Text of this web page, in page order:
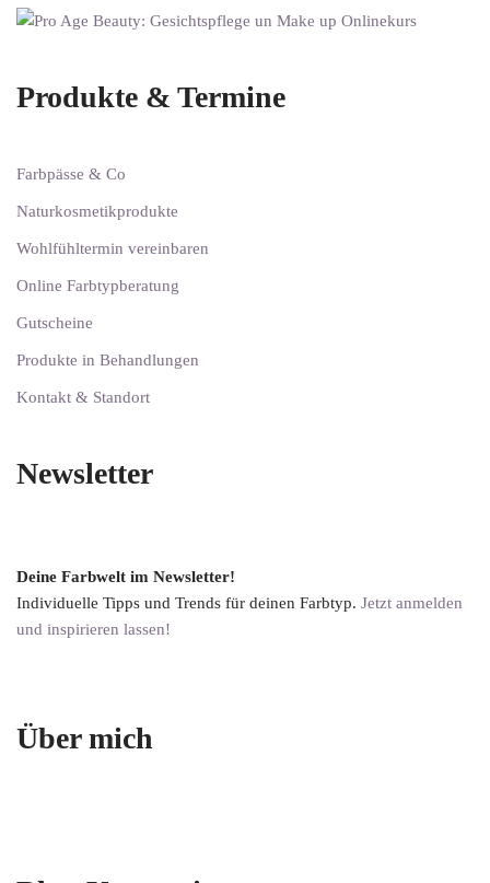
Produkte & Termine
Farbpässe & Co
Naturkosmetikprodukte
Wohlfühltermin vereinbaren
Online Farbtypberatung
Gutscheine
Produkte in Behandlungen
Kontakt & Standort
Newsletter
Deine Farbwelt im Newsletter!
Individuelle Tipps und Trends für deinen Farbtyp. Jetzt anmelden
und inspirieren lassen!
Über mich